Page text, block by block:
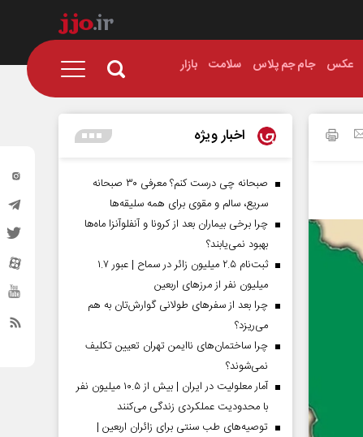
عکس جام جم پلاس سلامت بازار
اخبار ویژه
صبحانه چی درست کنم؟ معرفی ۳۰ صبحانه
سریع، سالم و مقوی برای همه سلیقه‌ها
چرا برخی بیماران بعد از کرونا و آنفلوآنزا ماه‌ها
بهبود نمی‌یابند؟
ثبت‌نام ۲.۵ میلیون زائر در سماح | عبور ۱.۷
میلیون نفر از مرز‌های اربعین
چرا بعد از سفرهای طولانی گوارش‌تان به هم
می‌ریزد؟
چرا ساختمان‌های ناایمن تهران تعیین تکلیف
نمی‌شوند؟
آمار معلولیت در ایران | بیش از ۱۰.۵ میلیون نفر
با محدودیت عملکردی زندگی می‌کنند
توصیه‌های طب سنتی برای زائران اربعین |